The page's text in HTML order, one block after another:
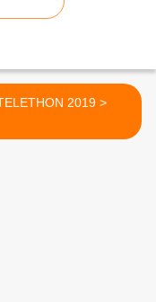
TELETHON 2019 >